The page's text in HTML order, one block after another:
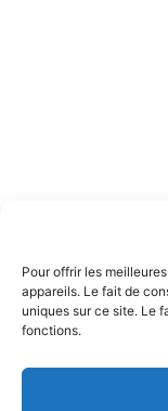
Pour offrir les
appareils. Le fait de
uniques sur ce site. Le
fonctions.